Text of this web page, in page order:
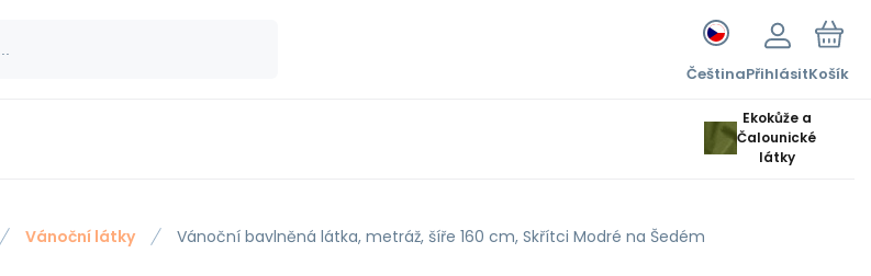
ČeštinaPřihlásitKošík
Ekokůže a
Čalounické
látky
Vánoční látky Vánoční bavlněná látka, metráž, šíře 160 cm, Skřítci Modré na Šedém